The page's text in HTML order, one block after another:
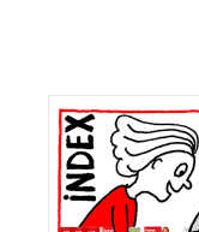
Primaire
Sidebar